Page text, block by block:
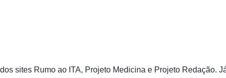
sites Rumo ao ITA, Projeto Medicina e Projeto Redação.